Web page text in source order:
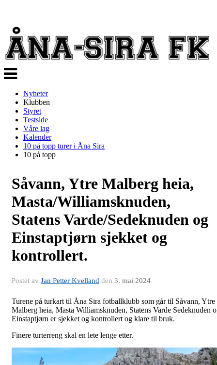
Veksle
navigasjon
Nyheter
Klubben
Styret
Testside
Våre lag
Kalender
10 på topp turer i Åna Sira
10 på topp
Såvann, Ytre Malberg heia,
Masta/Williamsknuden,
Statens Varde/Sedeknuden og
Einstaptjørn sjekket og
kontrollert.
Postet av Jan Petter Kvelland den 3. mai 2024
Turene på turkart til Åna Sira fotballklubb som går til Såvann, Ytre
Malberg heia, Masta Williamsknuden, Statens Varde Sedeknuden
Einstaptjørn er sjekket og kontrollert og klare til bruk.
Finere turterreng skal en lete lenge etter.